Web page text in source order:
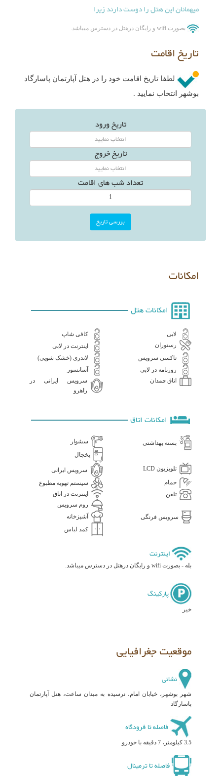
میهمانان این هتل را دوست دارند زیرا
بصورت wifi و رایگان درهتل در دسترس میباشد.
تاریخ اقامت
لطفا تاریخ اقامت خود را در هتل آپارتمان پاسارگاد
بوشهر انتخاب نمایید .
تاریخ ورود
تاریخ خروج
تعداد شب های اقامت
امکانات
امکانات هتل
لابی
کافی شاپ
رستوران
اینترنت در لابی
تاکسی سرویس
لاندری (خشک شویی)
روزنامه در لابی
آسانسور
اتاق چمدان
سرویس ایرانی در
راهرو
امکانات اتاق
بسته بهداشتی
سشوار
یخچال
تلویزیون LCD
سرویس ایرانی
حمام
سیستم تهویه مطبوع
تلفن
اینترنت در اتاق
روم سرویس
سرویس فرنگی
آشپزخانه
کمد لباس
اینترنت
بله - بصورت wifi و رایگان درهتل در دسترس میباشد.
پارکینگ
خیر
موقعیت جغرافیایی
نشانی
شهر بوشهر، خیابان امام، نرسیده به میدان ساعت، هتل آپارتمان
پاسارگاد
فاصله تا فرودگاه
3.5 کیلومتر، 7 دقیقه با خودرو
فاصله تا ترمینال